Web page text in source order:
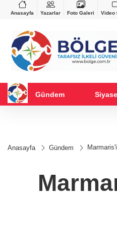
Anasayfa Yazarlar Foto Galeri Video
%-0,22
VND
0,0018
%0,32
Gündem
Anasayfa Gündem